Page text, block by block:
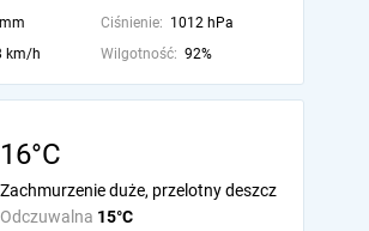
Ciśnienie: 1012 hPa
km/h Wilgotność: 92%
16°C
Odczuwalna 15°C
Zachmurzenie duże, przelotny deszcz